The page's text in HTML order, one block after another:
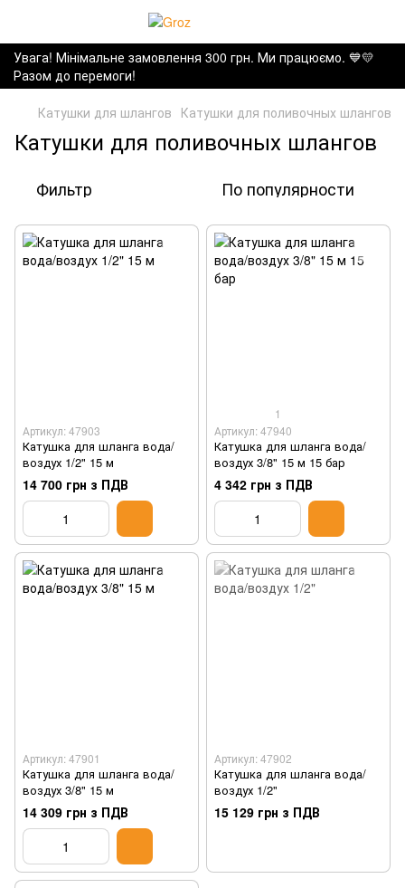
Увага! Мінімальне замовлення 300 грн. Ми працюємо. ​💙💛
Разом до перемоги!
Катушки для шлангов Катушки для поливочных шлангов
Катушки для поливочных шлангов
Фильтр По популярности
Артикул: 47903
Катушка для шланга вода/
воздух 1/2" 15 м
14 700 грн з ПДВ
1
Артикул: 47940
Катушка для шланга вода/
воздух 3/8" 15 м 15 бар
4 342 грн з ПДВ
Артикул: 47901
Катушка для шланга вода/
воздух 3/8" 15 м
14 309 грн з ПДВ
Артикул: 47902
Катушка для шланга вода/
воздух 1/2"
15 129 грн з ПДВ